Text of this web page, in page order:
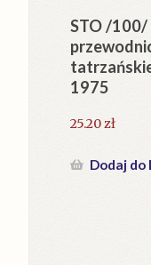
STO /
1975
25.20zł
Dodaj do